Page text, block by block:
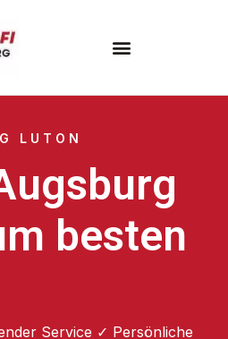
LUTON
besten
Service ✓ Persönliche